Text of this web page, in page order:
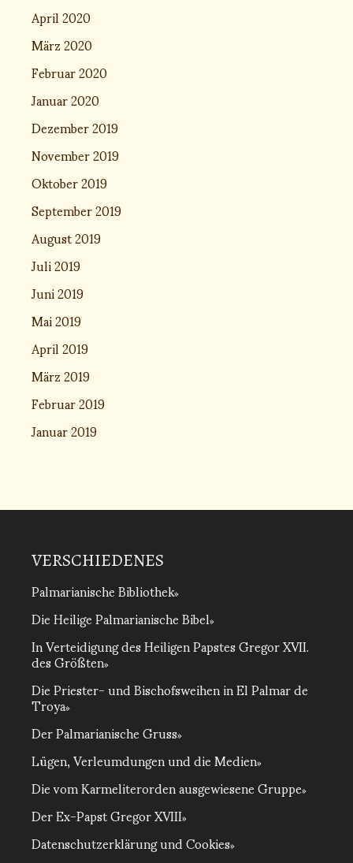
April 2020
März 2020
Februar 2020
Januar 2020
Dezember 2019
November 2019
Oktober 2019
September 2019
August 2019
Juli 2019
Juni 2019
Mai 2019
April 2019
März 2019
Februar 2019
Januar 2019
VERSCHIEDENES
Palmarianische Bibliothek
Die Heilige Palmarianische Bibel
In Verteidigung des Heiligen Papstes Gregor XVII.
des Größten
Die Priester- und Bischofsweihen in El Palmar de
Troya
Der Palmarianische Gruss
Lügen, Verleumdungen und die Medien
Die vom Karmeliterorden ausgewiesene Gruppe
Der Ex-Papst Gregor XVIII
Datenschutzerklärung und Cookies